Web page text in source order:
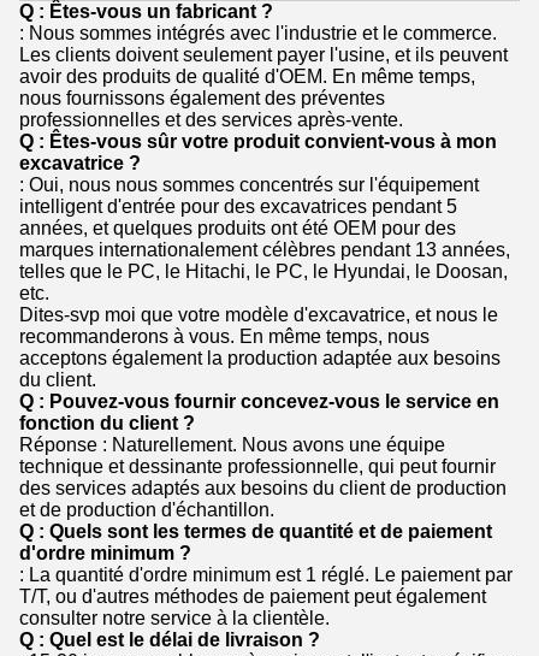
Q : Êtes-vous un fabricant ?
: Nous sommes intégrés avec l'industrie et le commerce.
Les clients doivent seulement payer l'usine, et ils peuvent
avoir des produits de qualité d'OEM. En même temps,
nous fournissons également des préventes
professionnelles et des services après-vente.
Q : Êtes-vous sûr votre produit convient-vous à mon
excavatrice ?
: Oui, nous nous sommes concentrés sur l'équipement
intelligent d'entrée pour des excavatrices pendant 5
années, et quelques produits ont été OEM pour des
marques internationalement célèbres pendant 13 années,
telles que le PC, le Hitachi, le PC, le Hyundai, le Doosan,
etc.
Dites-svp moi que votre modèle d'excavatrice, et nous le
recommanderons à vous. En même temps, nous
acceptons également la production adaptée aux besoins
du client.
Q : Pouvez-vous fournir concevez-vous le service en
fonction du client ?
Réponse : Naturellement. Nous avons une équipe
technique et dessinante professionnelle, qui peut fournir
des services adaptés aux besoins du client de production
et de production d'échantillon.
Q : Quels sont les termes de quantité et de paiement
d'ordre minimum ?
: La quantité d'ordre minimum est 1 réglé. Le paiement par
T/T, ou d'autres méthodes de paiement peut également
consulter notre service à la clientèle.
Q : Quel est le délai de livraison ?